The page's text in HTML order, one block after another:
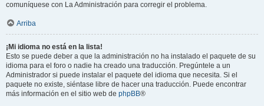
comuníquese con La Administración para corregir el problema.
Arriba
¡Mi idioma no está en la lista!
Esto se puede deber a que la administración no ha instalado el paquete de su
idioma para el foro o nadie ha creado una traducción. Pregúntele a un
Administrador si puede instalar el paquete del idioma que necesita. Si el
paquete no existe, siéntase libre de hacer una traducción. Puede encontrar
más información en el sitio web de phpBB®